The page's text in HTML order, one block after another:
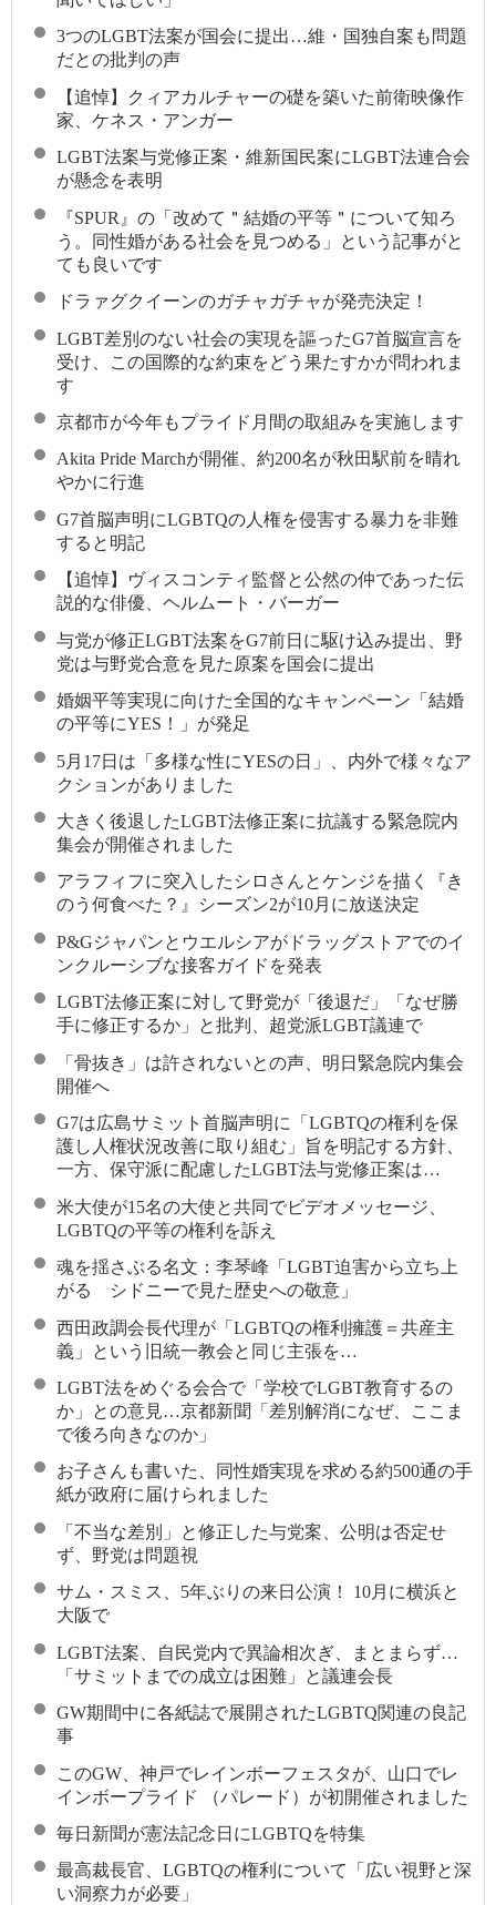
3つのLGBT法案が国会に提出…維・国独自案も問題
だとの批判の声
【追悼】クィアカルチャーの礎を築いた前衛映像作
家、ケネス・アンガー
LGBT法案与党修正案・維新国民案にLGBT法連合会
が懸念を表明
『SPUR』の「改めて＂結婚の平等＂について知ろ
う。同性婚がある社会を見つめる」という記事がと
ても良いです
ドラァグクイーンのガチャガチャが発売決定！
LGBT差別のない社会の実現を謳ったG7首脳宣言を
受け、この国際的な約束をどう果たすかが問われま
す
京都市が今年もプライド月間の取組みを実施します
Akita Pride Marchが開催、約200名が秋田駅前を晴れ
やかに行進
G7首脳声明にLGBTQの人権を侵害する暴力を非難
すると明記
【追悼】ヴィスコンティ監督と公然の仲であった伝
説的な俳優、ヘルムート・バーガー
与党が修正LGBT法案をG7前日に駆け込み提出、野
党は与野党合意を見た原案を国会に提出
婚姻平等実現に向けた全国的なキャンペーン「結婚
の平等にYES！」が発足
5月17日は「多様な性にYESの日」、内外で様々なア
クションがありました
大きく後退したLGBT法修正案に抗議する緊急院内
集会が開催されました
アラフィフに突入したシロさんとケンジを描く『き
のう何食べた？』シーズン2が10月に放送決定
P&Gジャパンとウエルシアがドラッグストアでのイ
ンクルーシブな接客ガイドを発表
LGBT法修正案に対して野党が「後退だ」「なぜ勝
手に修正するか」と批判、超党派LGBT議連で
「骨抜き」は許されないとの声、明日緊急院内集会
開催へ
G7は広島サミット首脳声明に「LGBTQの権利を保
護し人権状況改善に取り組む」旨を明記する方針、
一方、保守派に配慮したLGBT法与党修正案は…
米大使が15名の大使と共同でビデオメッセージ、
LGBTQの平等の権利を訴え
魂を揺さぶる名文：李琴峰「LGBT迫害から立ち上
がる シドニーで見た歴史への敬意」
西田政調会長代理が「LGBTQの権利擁護＝共産主
義」という旧統一教会と同じ主張を…
LGBT法をめぐる会合で「学校でLGBT教育するの
か」との意見…京都新聞「差別解消になぜ、ここま
で後ろ向きなのか」
お子さんも書いた、同性婚実現を求める約500通の手
紙が政府に届けられました
「不当な差別」と修正した与党案、公明は否定せ
ず、野党は問題視
サム・スミス、5年ぶりの来日公演！ 10月に横浜と
大阪で
LGBT法案、自民党内で異論相次ぎ、まとまらず…
「サミットまでの成立は困難」と議連会長
GW期間中に各紙誌で展開されたLGBTQ関連の良記
事
このGW、神戸でレインボーフェスタが、山口でレ
インボープライド （パレード）が初開催されました
毎日新聞が憲法記念日にLGBTQを特集
最高裁長官、LGBTQの権利について「広い視野と深
い洞察力が必要」